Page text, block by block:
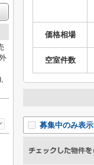
価格相場
空室件数
募集中のみ表示